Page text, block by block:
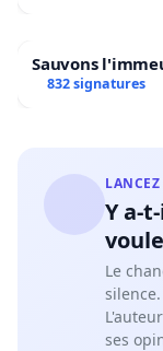
Sauvons
832 signatures
Y a-
Le
silence.
ses